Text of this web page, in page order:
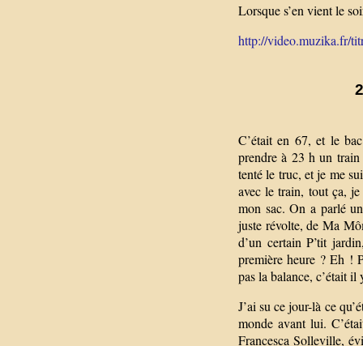
Lorsque s’en vient le
http://video.muzika.fr/
C’était en 67, et le
prendre à 23 h un train
tenté le truc, et je me
avec le train, tout ça,
mon sac. On a parlé
juste révolte, de Ma
d’un certain P’tit
première heure ? Eh !
pas la balance, c’était
J’ai su ce jour-là ce
monde avant lui.
Francesca Solleville,